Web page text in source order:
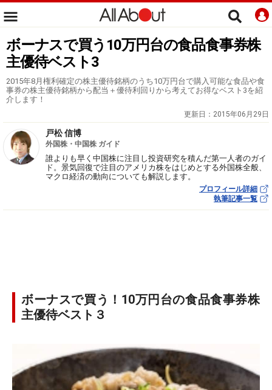
ボーナスで買う10万円台の食品食事券株
主優待ベスト3
2015年8月権利確定の株主優待銘柄のうち10万円台で購入可能な食品や食
事券の株主優待銘柄から配当＋優待利回りから考えてお得なベスト3を紹
介します！
更新日： 2015年06月29日
戸松 信博
外国株・中国株 ガイド
誰よりも早く中国株に注目し投資研究を積んだ第一人者のガイ
ド。景気回復で注目のアメリカ株をはじめとする外国株全般、
マクロ経済の動向についても解説します。
プロフィール詳細
執筆記事一覧
ボーナスで買う！10万円台の食品食事券株
主優待ベスト３